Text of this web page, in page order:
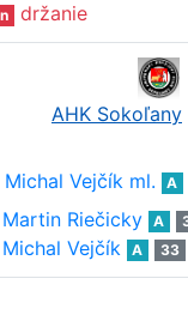
držanie
AHK Sokoľany
Michal Vejčík ml. A
Martin Riečicky A
Michal Vejčík A 33